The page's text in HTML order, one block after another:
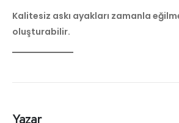
Kalitesiz askı ayakları zamanla
oluşturabilir.